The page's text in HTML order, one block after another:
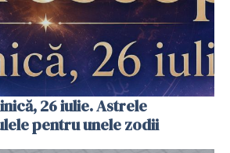
26 iulie. Astrele
pentru unele zodii